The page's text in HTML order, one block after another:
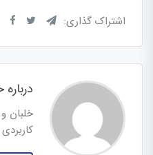
اشتراک گذاری:
خلبان